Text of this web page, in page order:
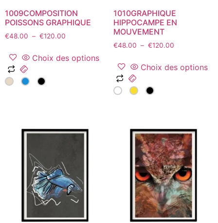
produit
produit
1009COMPOSITION
POISSONS GRAPHIQUE
€48.00 – €120.00
prix :
€48.00
Choix des options
Ce
produit
Les
être
choisies
sur
la
du
1010GRAPHIQUE
HIPPOCAMPE EN
MOUVEMENT
€48.00 – €120.00Plage
prix :
€48.00
Choix des options
Ce
produit
Les
options
peuvent
être
choisies
sur
la
page